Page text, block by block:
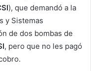
), que demandó a la
y Sistemas
de dos bombas de
, pero que no les pagó